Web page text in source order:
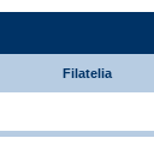
Filatelia